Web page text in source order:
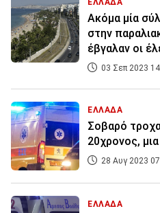
ΕΛΛΑΔΑ
Ακόμα μία
στην
έβγαλαν οι
03 Σεπ 2023
ΕΛΛΑΔΑ
Σοβαρό
20χρονος,
28 Αυγ 2023
ΕΛΛΑΔΑ